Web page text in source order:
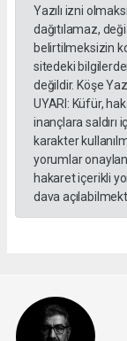
Yazılı izni
dağıtılamaz,
belirtilmeksizin
sitedeki
değildir. Köşe
UYARI: Küfür,
inançlara saldırı
karakter
yorumlar
hakaret içerikli
dava